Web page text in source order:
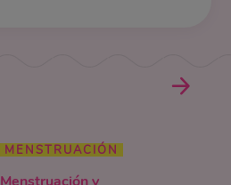
MENSTRUACIÓN
Menstruación y